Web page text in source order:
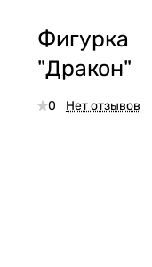
Фигурка
"Дракон"
0 Нет отзывов